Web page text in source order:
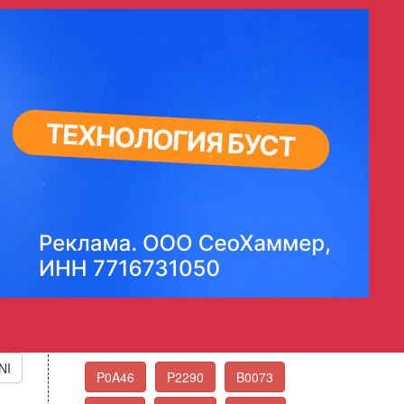
Restricted
Стандартные коды
ошибок OBD-II
P0A46 P2290
B0073